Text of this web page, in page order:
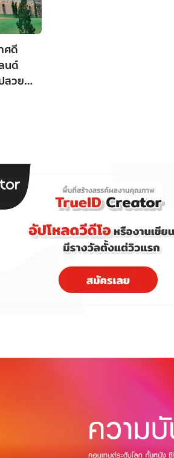
ศดี
นด์
สวย